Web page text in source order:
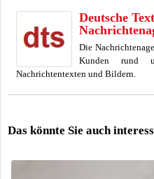
Deutsche
Die
Kunden rund
Nachrichtentexten und Bildern.
Das könnte Sie auch